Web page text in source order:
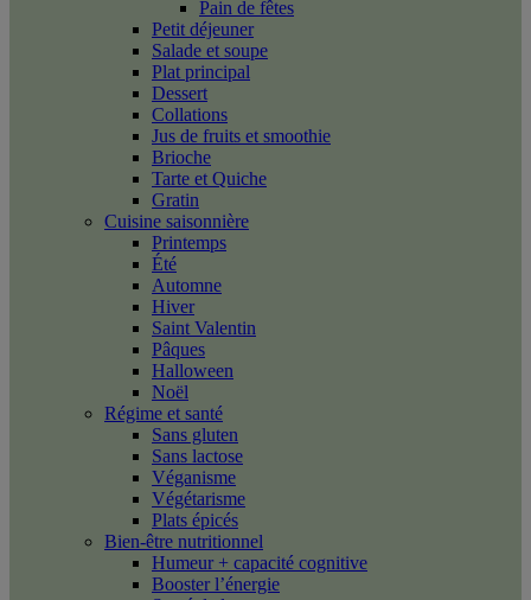
Pain de fêtes
Petit déjeuner
Salade et soupe
Plat principal
Dessert
Collations
Jus de fruits et smoothie
Brioche
Tarte et Quiche
Gratin
Cuisine saisonnière
Printemps
Été
Automne
Hiver
Saint Valentin
Pâques
Halloween
Noël
Régime et santé
Sans gluten
Sans lactose
Véganisme
Végétarisme
Plats épicés
Bien-être nutritionnel
Humeur + capacité cognitive
Booster l’énergie